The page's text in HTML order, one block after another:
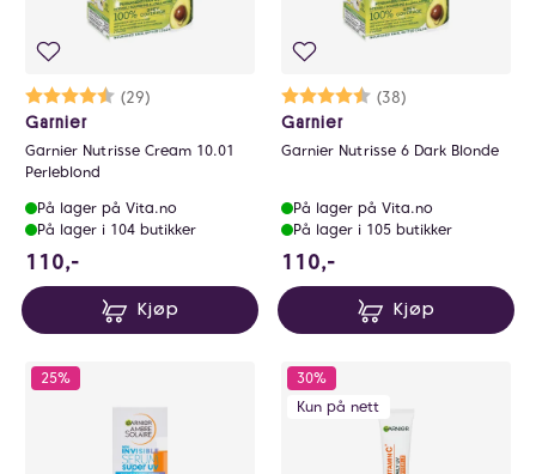
Karakter:
(29)
4.1 av 5 mulige
Garnier
Garnier Nutrisse Cream 10.01
Perleblond
På lager på Vita.no
På lager i 104 butikker
110,-
Kjøp
Karakter:
(38)
4.8 av 5 mulige
Garnier
Garnier Nutrisse 6 Dark Blonde
På lager på Vita.no
På lager i 105 butikker
110,-
Kjøp
25%
30%
Kun på nett